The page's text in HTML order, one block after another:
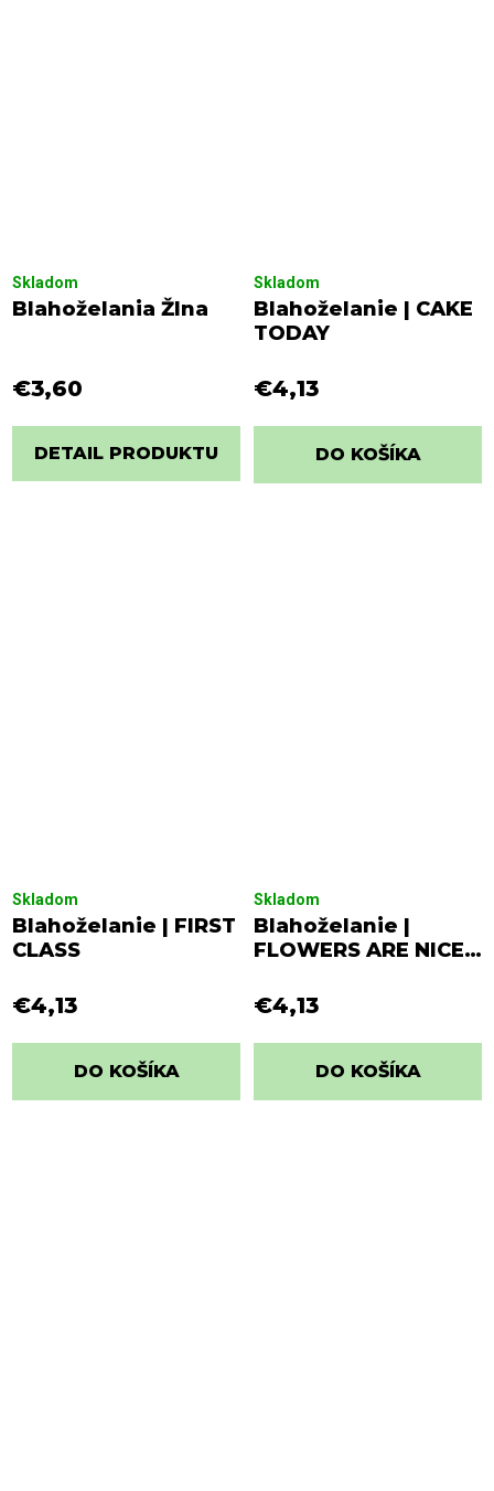
Blahoželania Žlna
Skladom
€3,60
DETAIL PRODUKTU
Blahoželanie | CAKE
TODAY
Skladom
€4,13
DO KOŠÍKA
Blahoželanie | FIRST
CLASS
Skladom
€4,13
DO KOŠÍKA
Blahoželanie |
FLOWERS ARE NICE
RIGHTS
Skladom
€4,13
DO KOŠÍKA